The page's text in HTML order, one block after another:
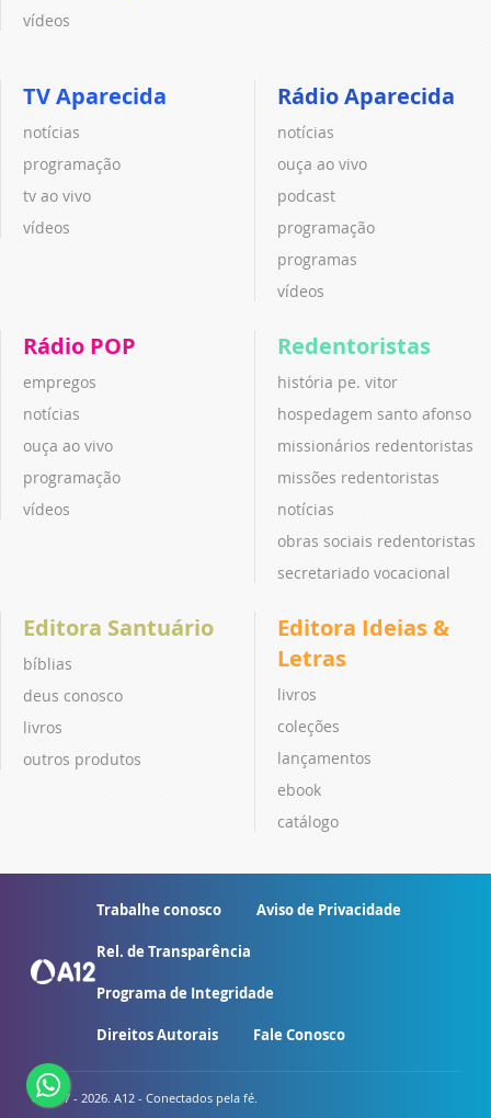
vídeos
TV Aparecida
notícias
programação
tv ao vivo
vídeos
Rádio Aparecida
notícias
ouça ao vivo
podcast
programação
programas
vídeos
Rádio POP
empregos
notícias
ouça ao vivo
programação
vídeos
Redentoristas
história pe. vitor
hospedagem santo afonso
missionários redentoristas
missões redentoristas
notícias
obras sociais redentoristas
secretariado vocacional
Editora Santuário
bíblias
deus conosco
livros
outros produtos
Editora Ideias &
Letras
livros
coleções
lançamentos
ebook
catálogo
Trabalhe conosco Aviso de Privacidade
Rel. de Transparência
Programa de Integridade
Direitos Autorais Fale Conosco
© 2007 - 2026. A12 - Conectados pela fé.